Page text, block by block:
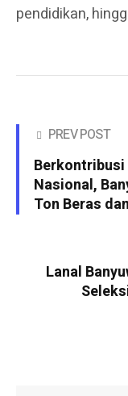
pendidikan,
PREV POST
Berkontribusi
Nasional,
Ton Beras
Lanal